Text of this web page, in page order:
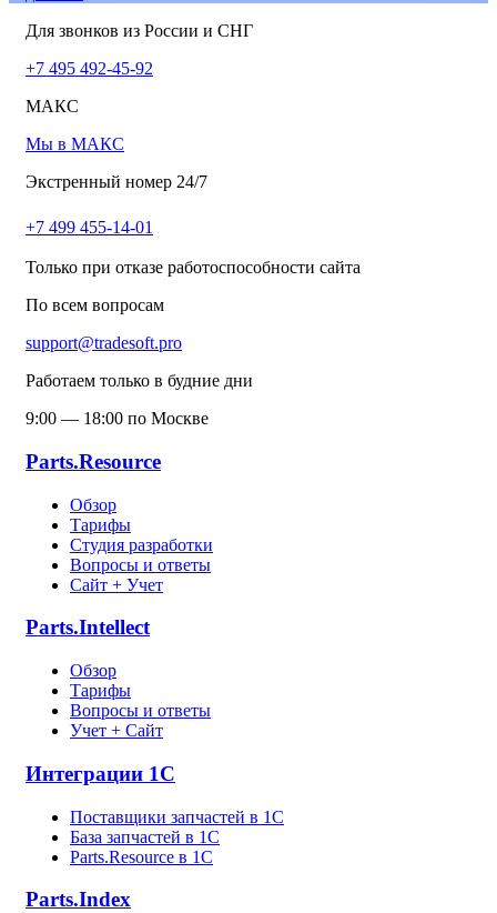
Для звонков из России и СНГ
+7 495 492-45-92
МАКС
Мы в МАКС
Экстренный номер 24/7
+7 499 455-14-01
Только при отказе работоспособности сайта
По всем вопросам
support@tradesoft.pro
Работаем только в будние дни
9:00 — 18:00 по Москве
Parts.Resource
Обзор
Тарифы
Студия разработки
Вопросы и ответы
Сайт + Учет
Parts.Intellect
Обзор
Тарифы
Вопросы и ответы
Учет + Сайт
Интеграции 1С
Поставщики запчастей в 1C
База запчастей в 1С
Parts.Resource в 1C
Parts.Index